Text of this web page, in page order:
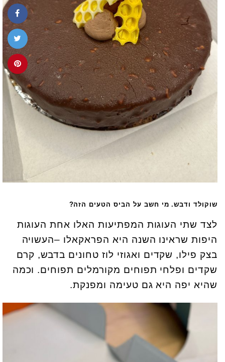
שוקולד ודבש. מי חשב על הביס הטעים הזה?
לצד שתי העוגות המפתיעות האלו אחת העוגות
היפות שראינו השנה היא הפראקאלו –העשויה
בצק פילו, שקדים ואגוזי לוז טחונים בדבש, קרם
שקדים ופלחי תפוחים מקורמלים תפוחים. וכמה
שהיא יפה היא גם טעימה ומפנקת.